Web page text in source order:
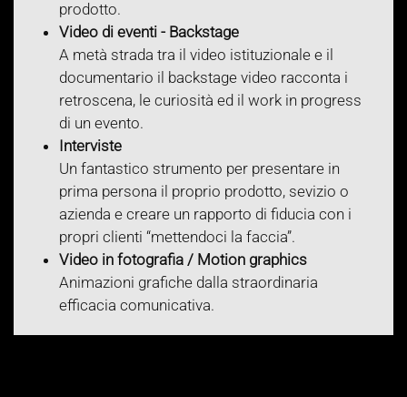
prodotto.
Video di eventi - Backstage
A metà strada tra il video istituzionale e il
documentario il backstage video racconta i
retroscena, le curiosità ed il work in progress
di un evento.
Interviste
Un fantastico strumento per presentare in
prima persona il proprio prodotto, sevizio o
azienda e creare un rapporto di fiducia con i
propri clienti “mettendoci la faccia”.
Video in fotografia / Motion graphics
Animazioni grafiche dalla straordinaria
efficacia comunicativa.